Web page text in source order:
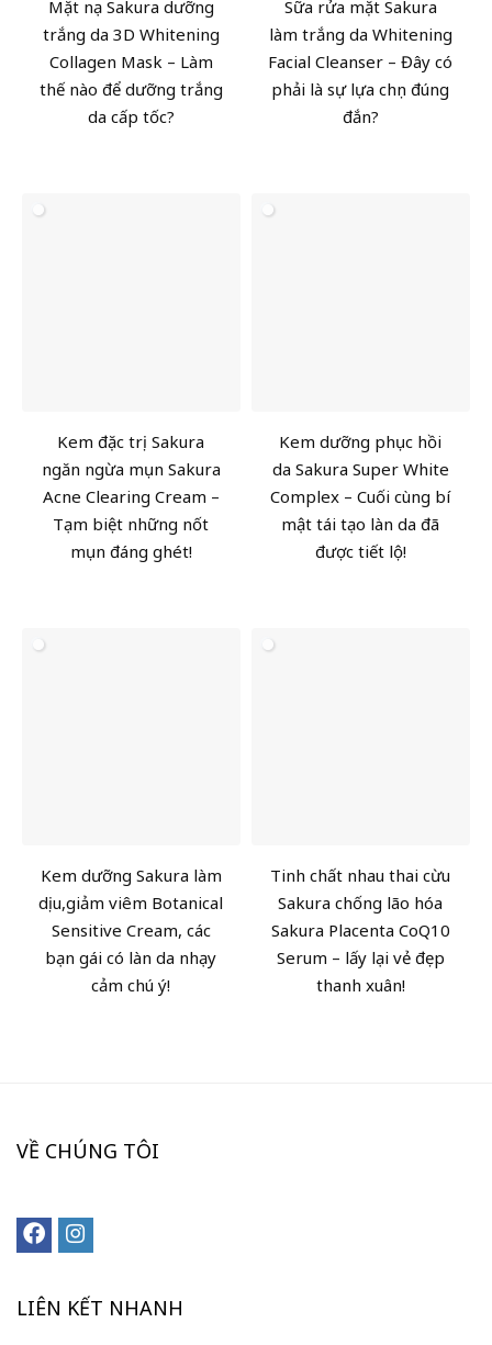
Mặt nạ Sakura dưỡng
trắng da 3D Whitening
Collagen Mask – Làm
thế nào để dưỡng trắng
da cấp tốc?
Sữa rửa mặt Sakura
làm trắng da Whitening
Facial Cleanser – Đây có
phải là sự lựa chọn đúng
đắn?
Kem đặc trị Sakura
ngăn ngừa mụn Sakura
Acne Clearing Cream –
Tạm biệt những nốt
mụn đáng ghét!
Kem dưỡng phục hồi
da Sakura Super White
Complex – Cuối cùng bí
mật tái tạo làn da đã
được tiết lộ!
Kem dưỡng Sakura làm
dịu,giảm viêm Botanical
Sensitive Cream, các
bạn gái có làn da nhạy
cảm chú ý!
Tinh chất nhau thai cừu
Sakura chống lão hóa
Sakura Placenta CoQ10
Serum – lấy lại vẻ đẹp
thanh xuân!
VỀ CHÚNG TÔI
LIÊN KẾT NHANH